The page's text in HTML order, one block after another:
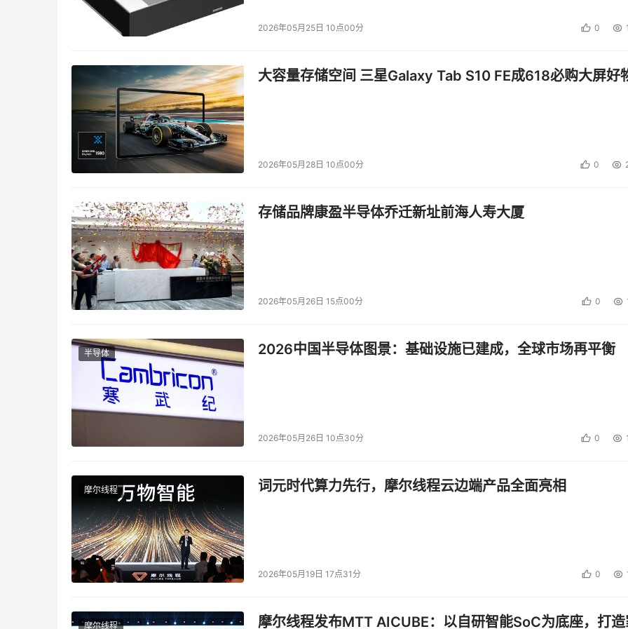
2026年05月25日 10点00分 0
大容量存储空间 三星Galaxy Tab S10 FE成618必购大屏好
2026年05月28日 10点00分 0
存储品牌康盈半导体乔迁新址前海人寿大厦
2026年05月26日 15点00分 0
半导体 2026中国半导体图景：基础设施已建成，全球市场再平衡
2026年05月26日 10点30分 0
摩尔线程 词元时代算力先行，摩尔线程云边端产品全面亮相
2026年05月19日 17点31分 0
摩尔线程 摩尔线程发布MTT AICUBE：以自研智能SoC为底座，打